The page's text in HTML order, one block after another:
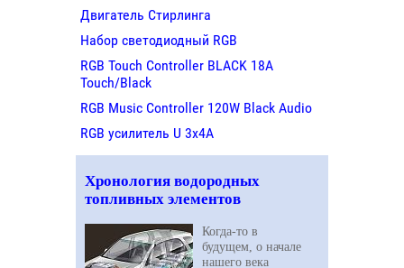
Двигатель Стирлинга
Набор светодиодный RGB
RGB Touch Controller BLACK 18A
Touch/Black
RGB Music Controller 120W Black Audio
RGB усилитель U 3х4A
Хронология водородных
топливных элементов
Когда-то в
будущем, о начале
нашего века